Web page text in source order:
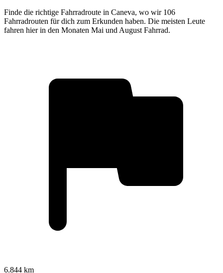
Finde die richtige Fahrradroute in Caneva, wo wir 106
Fahrradrouten für dich zum Erkunden haben. Die meisten Leute
fahren hier in den Monaten Mai und August Fahrrad.
6.844 km